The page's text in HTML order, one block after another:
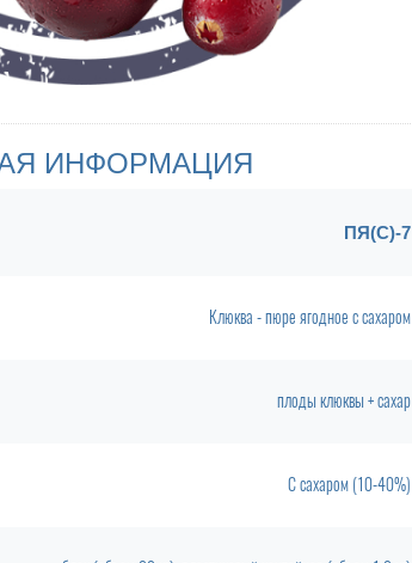
ИНФОРМАЦИЯ
ПЯ(С)-7
Клюква - пюре ягодное с сахаром
плоды клюквы + сахар
С сахаром (10-40%)